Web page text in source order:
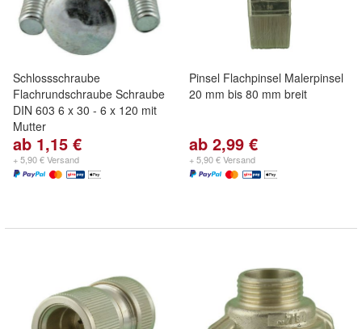
Schlossschraube
Flachrundschraube Schraube
DIN 603 6 x 30 - 6 x 120 mit
Mutter
ab 1,15 €
+ 5,90 € Versand
Pinsel Flachpinsel Malerpinsel
20 mm bis 80 mm breit
ab 2,99 €
+ 5,90 € Versand